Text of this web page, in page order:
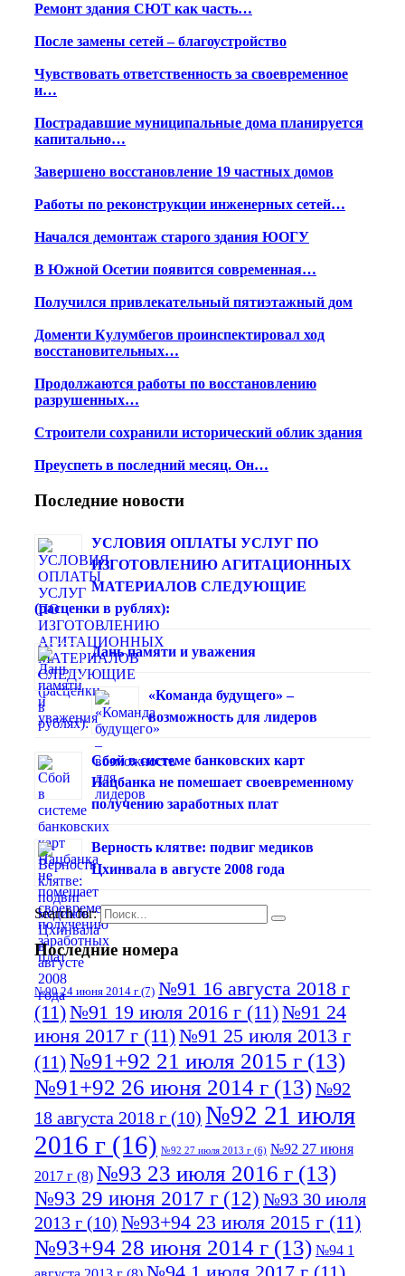
Ремонт здания СЮТ как часть…
После замены сетей – благоустройство
Чувствовать ответственность за своевременное
и…
Пострадавшие муниципальные дома планируется
капитально…
Завершено восстановление 19 частных домов
Работы по реконструкции инженерных сетей…
Начался демонтаж старого здания ЮОГУ
В Южной Осетии появится современная…
Получился привлекательный пятиэтажный дом
Доменти Кулумбегов проинспектировал ход
восстановительных…
Продолжаются работы по восстановлению
разрушенных…
Строители сохранили исторический облик здания
Преуспеть в последний месяц. Он…
Последние новости
УСЛОВИЯ ОПЛАТЫ УСЛУГ ПО
ИЗГОТОВЛЕНИЮ АГИТАЦИОННЫХ
МАТЕРИАЛОВ СЛЕДУЮЩИЕ
(расценки в рублях):
Дань памяти и уважения
«Команда будущего» –
возможность для лидеров
Сбой в системе банковских карт
Нацбанка не помешает своевременному
получению заработных плат
Верность клятве: подвиг медиков
Цхинвала в августе 2008 года
Search for:
Последние номера
№90 24 июня 2014 г (7) №91 16 августа 2018 г
(11)№91 19 июля 2016 г (11)№91 24
июня 2017 г (11)№91 25 июля 2013 г
(11)№91+92 21 июля 2015 г (13)
№91+92 26 июня 2014 г (13)№92
18 августа 2018 г (10) №92 21 июля
2016 г (16) №92 27 июля 2013 г (6) №92 27 июня
2017 г (8) №93 23 июля 2016 г (13)
№93 29 июня 2017 г (12) №93 30 июля
2013 г (10) №93+94 23 июля 2015 г (11)
№93+94 28 июня 2014 г (13) №94 1